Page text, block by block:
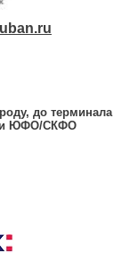
до терминала
и ЮФО/СКФО